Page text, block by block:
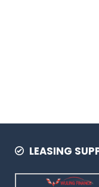
LEASING